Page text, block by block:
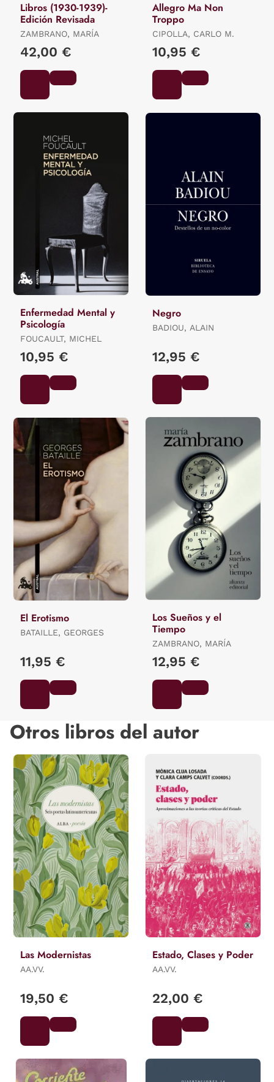
Libros (1930-1939)-
Edición Revisada
ZAMBRANO, MARÍA
42,00 €
Allegro Ma Non
Troppo
CIPOLLA, CARLO M.
10,95 €
Enfermedad Mental y
Psicología
FOUCAULT, MICHEL
10,95 €
Negro
BADIOU, ALAIN
12,95 €
El Erotismo
BATAILLE, GEORGES
11,95 €
Los Sueños y el
Tiempo
ZAMBRANO, MARÍA
12,95 €
Otros libros del autor
Las Modernistas
AA.VV.
19,50 €
Estado, Clases y Poder
AA.VV.
22,00 €